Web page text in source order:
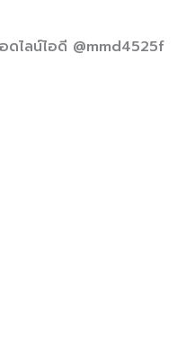
ดไลน์ไอดี @mmd4525f